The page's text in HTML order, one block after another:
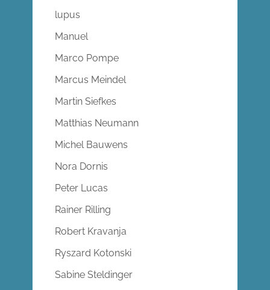
lupus
Manuel
Marco Pompe
Marcus Meindel
Martin Siefkes
Matthias Neumann
Michel Bauwens
Nora Dornis
Peter Lucas
Rainer Rilling
Robert Kravanja
Ryszard Kotonski
Sabine Steldinger